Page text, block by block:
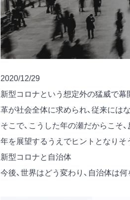
2020/12/29
新型コロナという想定外の猛威で幕
革が社会全体に求められ、従来には
そこで、こうした年の瀬だからこそ
年を展望するうえでヒントとなりそ
新型コロナと自治体
今後、世界はどう変わり、自治体は